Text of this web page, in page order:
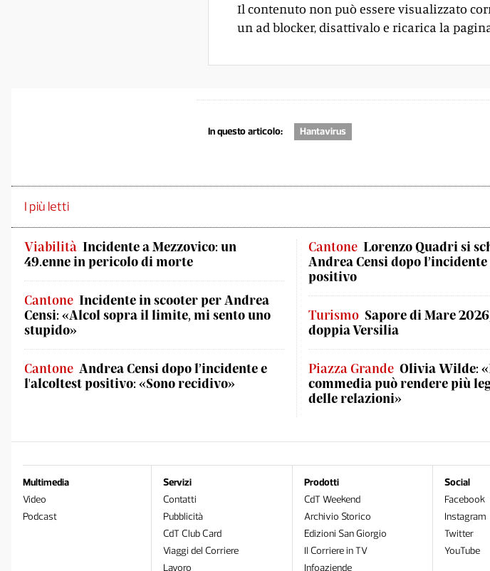
Il contenuto non può essere visualizzato
un ad blocker, disattivalo e ricarica la
In questo articolo: Hantavirus
I più letti
Viabilità Incidente a Mezzovico: un
49.enne in pericolo di morte
Cantone Incidente in scooter per Andrea
Censi: «Alcol sopra il limite, mi sento uno
stupido»
Cantone Andrea Censi dopo l’incidente e
l'alcoltest positivo: «Sono recidivo»
Cantone Lorenzo Quadri si
Andrea Censi dopo
positivo
Turismo Sapore di Mare
doppia Versilia
Piazza Grande Olivia Wilde:
commedia può rendere più
delle relazioni»
Multimedia
Video
Podcast
Servizi
Contatti
Pubblicità
CdT Club Card
Viaggi del Corriere
Lavoro
Prodotti
CdT Weekend
Archivio Storico
Edizioni San Giorgio
Il Corriere in TV
Infoaziende
Social
Facebook
Instagram
Twitter
YouTube